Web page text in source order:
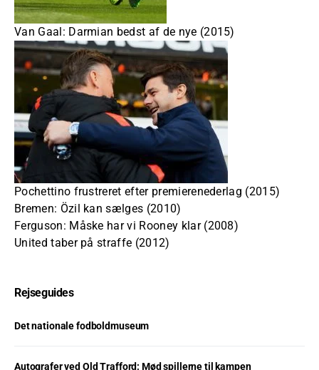
Van Gaal: Darmian bedst af de nye (2015)
Pochettino frustreret efter premierenederlag (2015)
Bremen: Özil kan sælges (2010)
Ferguson: Måske har vi Rooney klar (2008)
United taber på straffe (2012)
Rejseguides
Det nationale fodboldmuseum
Autografer ved Old Trafford: Mød spillerne til kampen